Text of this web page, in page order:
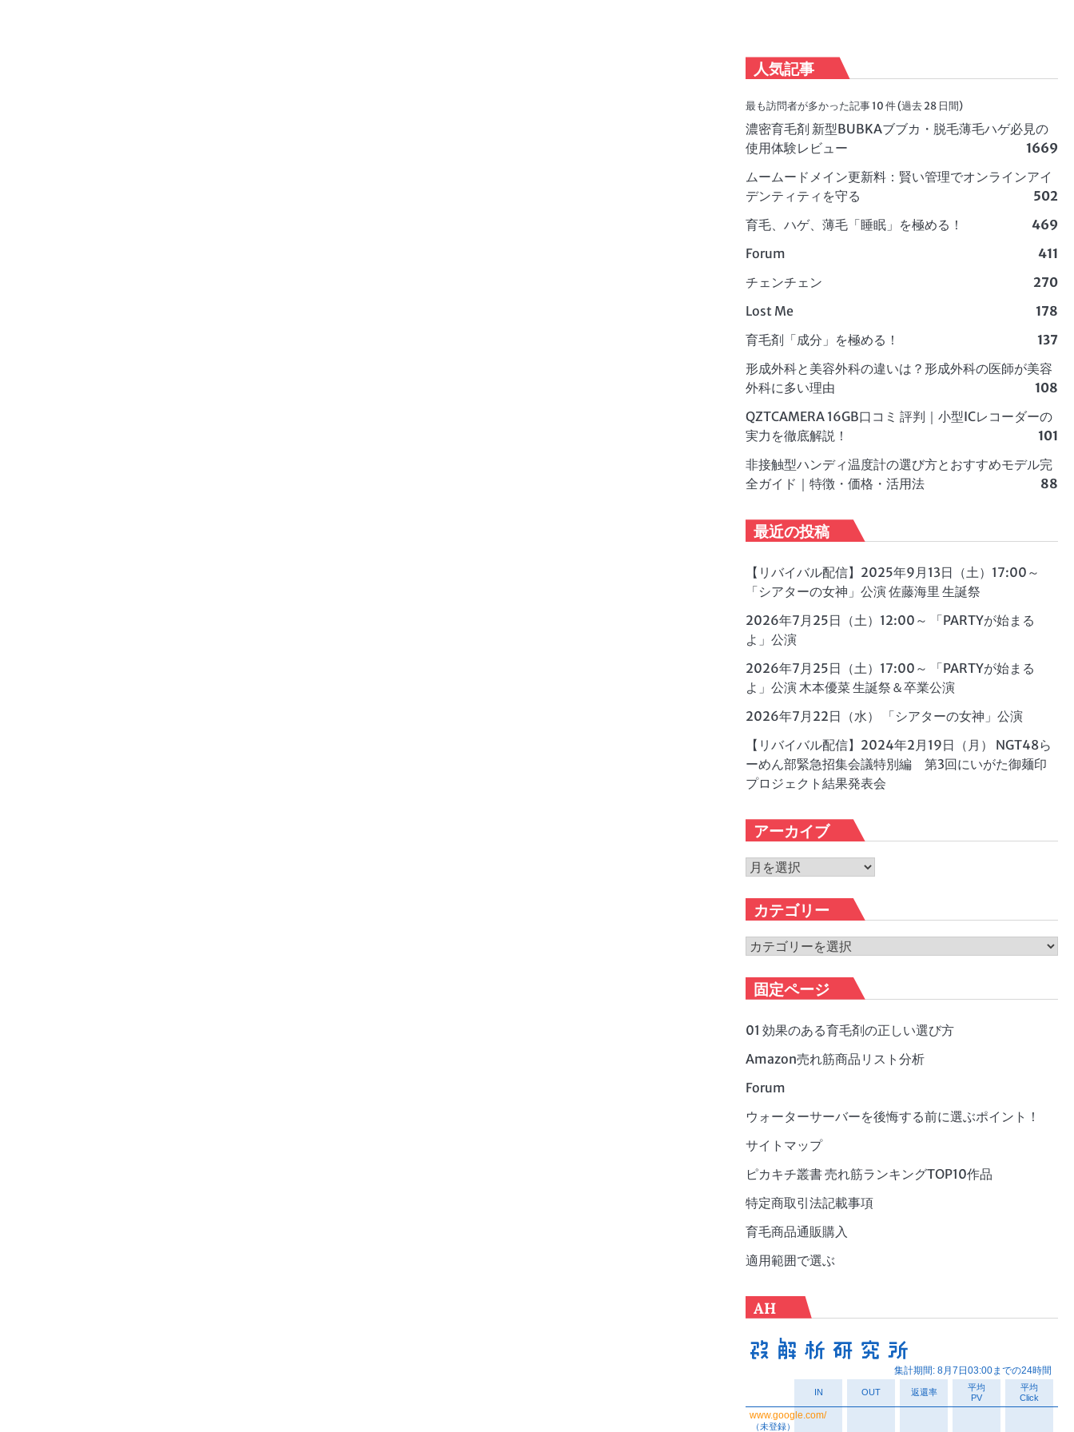
人気記事
最も訪問者が多かった記事 10 件 (過去 28 日間)
濃密育毛剤 新型BUBKAブブカ・脱毛薄毛ハゲ必見の
使用体験レビュー
1669
ムームードメイン更新料：賢い管理でオンラインアイ
デンティティを守る
502
育毛、ハゲ、薄毛「睡眠」を極める！
469
Forum
411
チェンチェン
270
Lost Me
178
育毛剤「成分」を極める！
137
形成外科と美容外科の違いは？形成外科の医師が美容
外科に多い理由
108
QZTCAMERA 16GB口コミ 評判｜小型ICレコーダーの
実力を徹底解説！
101
非接触型ハンディ温度計の選び方とおすすめモデル完
全ガイド｜特徴・価格・活用法
88
最近の投稿
【リバイバル配信】2025年9月13日（土）17:00～
「シアターの女神」公演 佐藤海里 生誕祭
2026年7月25日（土）12:00～ 「PARTYが始まる
よ」公演
2026年7月25日（土）17:00～ 「PARTYが始まる
よ」公演 木本優菜 生誕祭＆卒業公演
2026年7月22日（水） 「シアターの女神」公演
【リバイバル配信】2024年2月19日（月） NGT48ら
ーめん部緊急招集会議特別編 第3回にいがた御麺印
プロジェクト結果発表会
アーカイブ
ア
カ
イ
ブ
カテゴリー
カ
ゴ
リ
ー
固定ページ
01 効果のある育毛剤の正しい選び方
Amazon売れ筋商品リスト分析
Forum
ウォーターサーバーを後悔する前に選ぶポイント！
サイトマップ
ピカキチ叢書 売れ筋ランキングTOP10作品
特定商取引法記載事項
育毛商品通販購入
適用範囲で選ぶ
AH